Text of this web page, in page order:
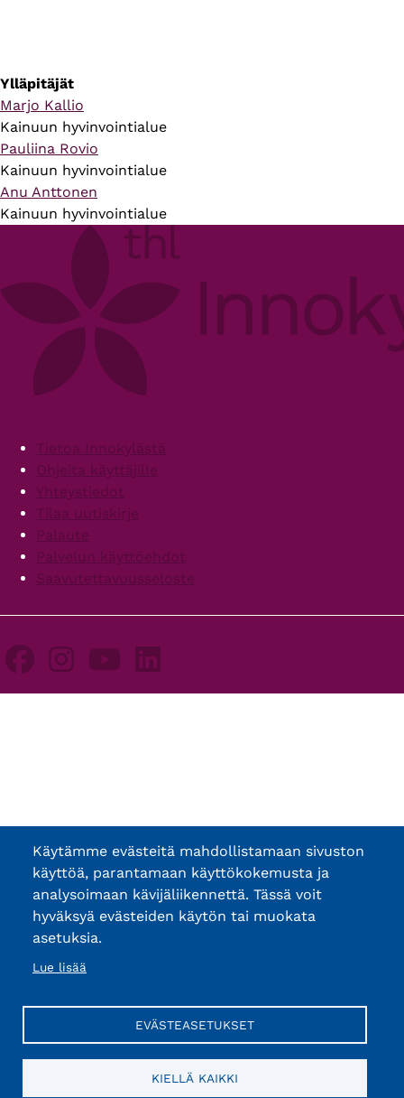
Ylläpitäjät
Marjo Kallio
Kainuun hyvinvointialue
Pauliina Rovio
Kainuun hyvinvointialue
Anu Anttonen
Kainuun hyvinvointialue
FooterTietoa Innokylästä
Ohjeita käyttäjille
Yhteystiedot
Tilaa uutiskirje
Palaute
Palvelun käyttöehdot
Saavutettavuusseloste
Käytämme evästeitä mahdollistamaan sivuston
käyttöä, parantamaan käyttökokemusta ja
analysoimaan kävijäliikennettä. Tässä voit
hyväksyä evästeiden käytön tai muokata
asetuksia.
Lue lisää
EVÄSTEASETUKSET
KIELLÄ KAIKKI